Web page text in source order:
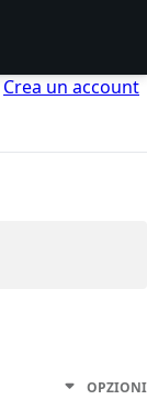
Crea un account
OPZIONI